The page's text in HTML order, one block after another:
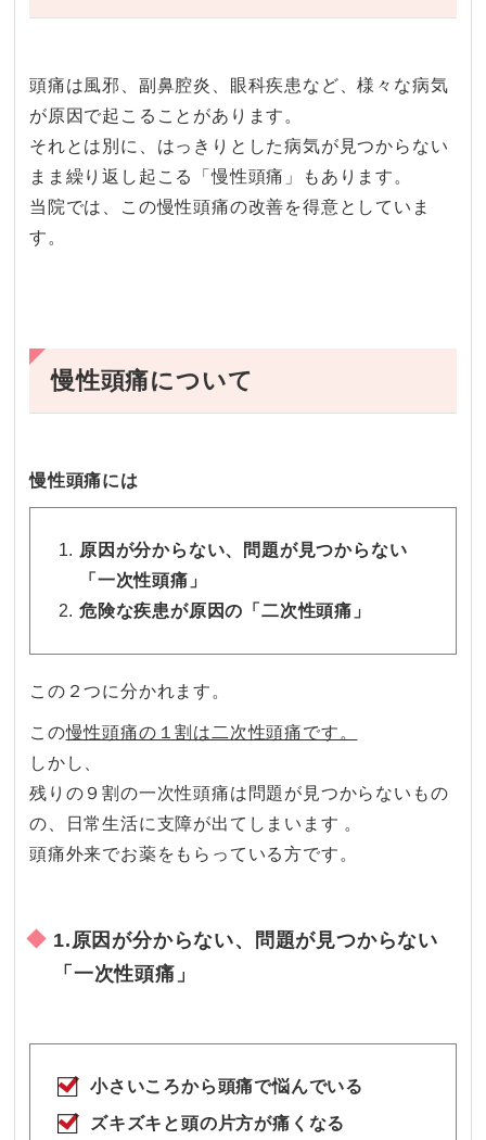
頭痛は風邪、副鼻腔炎、眼科疾患など、様々な病気
が原因で起こることがあります。
それとは別に、はっきりとした病気が見つからない
まま繰り返し起こる「慢性頭痛」もあります。
当院では、この慢性頭痛の改善を得意としていま
す。
慢性頭痛について
慢性頭痛には
原因が分からない、問題が見つからない
「一次性頭痛」
危険な疾患が原因の「二次性頭痛」
この２つに分かれます。
この慢性頭痛の１割は二次性頭痛です。
しかし、
残りの９割の一次性頭痛は問題が見つからないもの
の、日常生活に支障が出てしまいます 。
頭痛外来でお薬をもらっている方です。
1.原因が分からない、問題が見つからない
「一次性頭痛」
小さいころから頭痛で悩んでいる
ズキズキと頭の片方が痛くなる